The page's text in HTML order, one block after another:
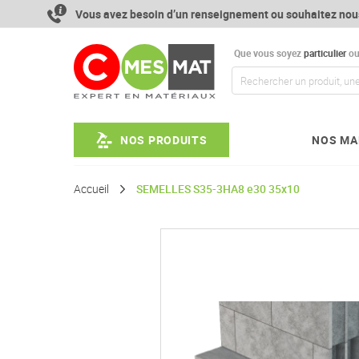
contenu
Vous avez besoin d’un renseignement ou souhaitez
Que vous soyezparticulierou
NOS PRODUITS NOS
Accueil SEMELLES S35-3HA8 e30 35x10